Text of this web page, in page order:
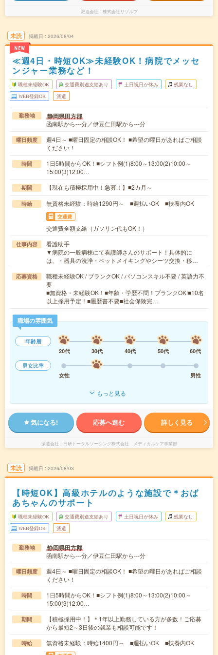
派遣会社 株式会社リゾルブ
未読
NEW
掲載日 2026/08/04
≪週4日・時短OK≫未経験OK！病院でメッセ
ンジャー業務など！
職種未経験OK 交通費別途支給あり 土日祝日が休み 残業なし
WEB登録OK 派遣
勤務地 静岡県田方郡
函南駅から---分／伊豆仁田駅から---分
曜日頻度
週4日～ ■曜日固定の相談OK！ ■希望の曜日があればご相談
ください！
時間
1日5時間からOK！■シフト例(1)8:00～13:00(2)10:00～
15:00(3)12:00…
期間 【現在も積極採用中！急募！】■2カ月～
時給 無資格未経験：時給1290円～ ■週払いOK ■扶養内OK
交通費
交通費全額支給（ガソリン代もOK！）
仕事内容
看護助手
▼病院の一般病棟にて看護師さんのサポート！具体的に
は、・器具の洗浄・ベットメイキングやシーツ交換・移…
応募資格
職種未経験OK / ブランクOK / パソコンスキル不要 / 英語力不
要
■無資格・未経験OK！■年齢・学歴不問！ブランクOK!■10名
以上採用予定！■履歴書不要■社会保険完…
職場の雰囲気
年齢層
20代
30代 40代 50代
60代
男女比率
女性
男性
もっと見る
気になる! 応募へ進む 詳しく見る
派遣会社 日研トータルソーシング株式会社 メディカルケア事業部
未読 掲載日 2026/08/03
【時短OK】高級ホテルのような施設で＊おば
あちゃんのサポート
職種未経験OK 交通費別途支給あり 土日祝日が休み 残業なし
WEB登録OK 派遣
勤務地 静岡県田方郡
函南駅から---分／伊豆仁田駅から---分
曜日頻度
週4日～ ■曜日固定の相談OK！ ■希望の曜日があればご相談
ください！
時間
1日5時間からOK！■シフト例(1)8:00～13:00(2)10:00～
15:00(3)12:00…
期間
【積極採用中！】＊1年以上勤務している方が多数！ご応募
から最短2～3日後の就業も相談可能です！
時給 無資格未経験：時給1400円～ ■週払いOK ■扶養内OK